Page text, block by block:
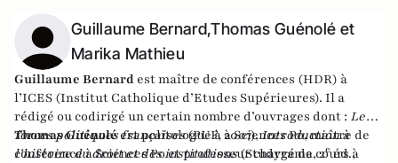
Guillaume Bernard,Thomas Guénolé et
Marika Mathieu
Guillaume Bernard est maître de conférences (HDR) à
l’ICES (Institut Catholique d’Etudes Supérieures). Il a
rédigé ou codirigé un certain nombre d’ouvrages dont : Les
forces politiques françaises(PUF, 2007),Introduction à
l’histoire du droit et des institutions(Studyrama, 2eéd.,
Thomas Guénoléest politologue à à Sciences Po, maître de
conférence à Sciences Po et professeur chargé de cours à